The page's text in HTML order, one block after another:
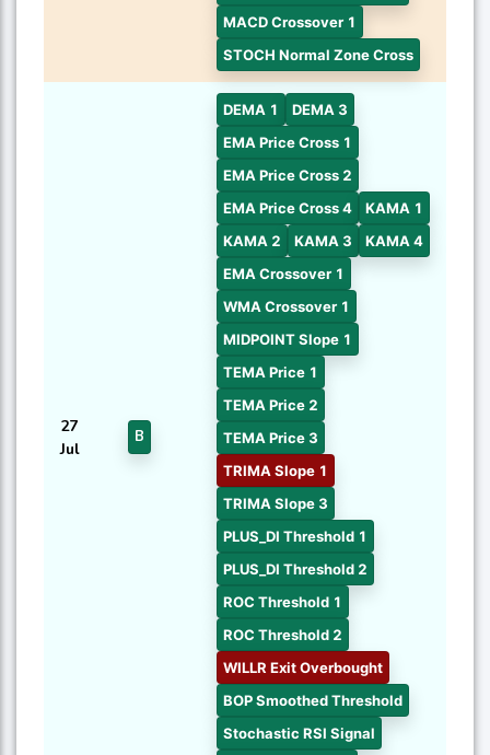
MACD Crossover 1
STOCH Normal Zone Cross
27
Jul
B
DEMA 1
DEMA 3
EMA Price Cross 1
EMA Price Cross 2
EMA Price Cross 4
KAMA 1
KAMA 2
KAMA 3
KAMA 4
EMA Crossover 1
WMA Crossover 1
MIDPOINT Slope 1
TEMA Price 1
TEMA Price 2
TEMA Price 3
TRIMA Slope 1
TRIMA Slope 3
PLUS_DI Threshold 1
PLUS_DI Threshold 2
ROC Threshold 1
ROC Threshold 2
WILLR Exit Overbought
BOP Smoothed Threshold
Stochastic RSI Signal